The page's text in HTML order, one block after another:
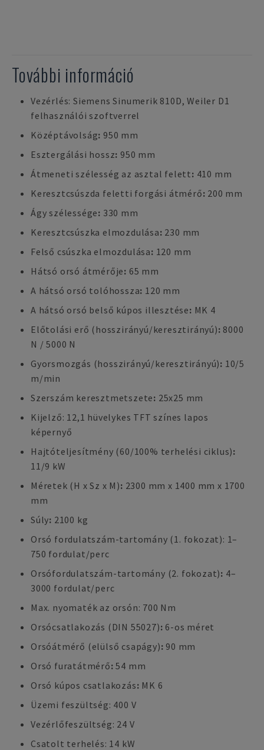
További információ
Vezérlés: Siemens Sinumerik 810D, Weiler D1
felhasználói szoftverrel
Középtávolság: 950 mm
Esztergálási hossz: 950 mm
Átmeneti szélesség az asztal felett: 410 mm
Keresztcsúszda feletti forgási átmérő: 200 mm
Ágy szélessége: 330 mm
Keresztcsúszka elmozdulása: 230 mm
Felső csúszka elmozdulása: 120 mm
Hátsó orsó átmérője: 65 mm
A hátsó orsó tolóhossza: 120 mm
A hátsó orsó belső kúpos illesztése: MK 4
Előtolási erő (hosszirányú/keresztirányú): 8000
N / 5000 N
Gyorsmozgás (hosszirányú/keresztirányú): 10/5
m/min
Szerszám keresztmetszete: 25x25 mm
Kijelző: 12,1 hüvelykes TFT színes lapos
képernyő
Hajtóteljesítmény (60/100% terhelési ciklus):
11/9 kW
Méretek (H x Sz x M): 2300 mm x 1400 mm x 1700
mm
Súly: 2100 kg
Orsó fordulatszám-tartomány (1. fokozat): 1–
750 fordulat/perc
Orsófordulatszám-tartomány (2. fokozat): 4–
3000 fordulat/perc
Max. nyomaték az orsón: 700 Nm
Orsócsatlakozás (DIN 55027): 6-os méret
Orsóátmérő (elülső csapágy): 90 mm
Orsó furatátmérő: 54 mm
Orsó kúpos csatlakozás: MK 6
Üzemi feszültség: 400 V
Vezérlőfeszültség: 24 V
Csatolt terhelés: 14 kW